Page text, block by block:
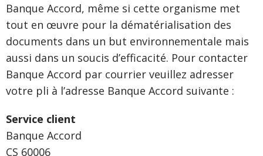
Banque Accord, même si cette organisme met
tout en œuvre pour la dématérialisation des
documents dans un but environnementale mais
aussi dans un soucis d’efficacité. Pour contacter
Banque Accord par courrier veuillez adresser
votre pli à l’adresse Banque Accord suivante :
Service client
Banque Accord
CS 60006